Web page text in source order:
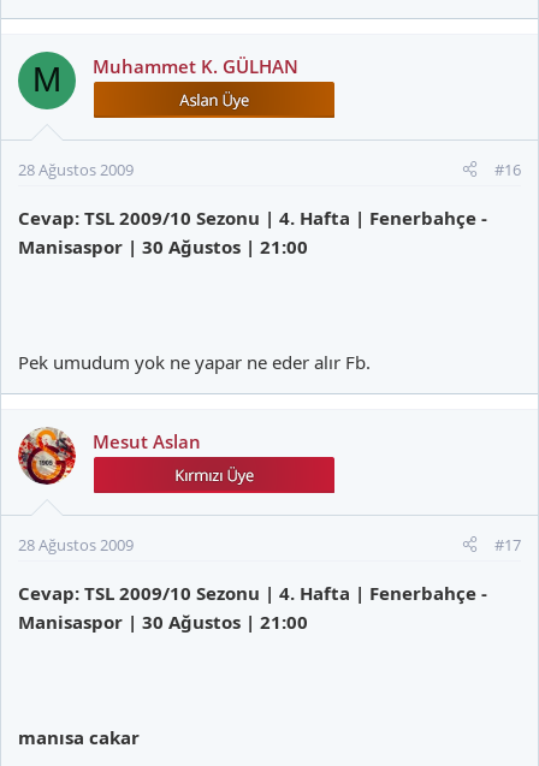
M Muhammet K. GÜLHAN
28 Ağustos 2009 #16
Cevap: TSL 2009/10 Sezonu | 4. Hafta | Fenerbahçe -
Manisaspor | 30 Ağustos | 21:00
Pek umudum yok ne yapar ne eder alır Fb.
Mesut Aslan
28 Ağustos 2009 #17
Cevap: TSL 2009/10 Sezonu | 4. Hafta | Fenerbahçe -
Manisaspor | 30 Ağustos | 21:00
manısa cakar